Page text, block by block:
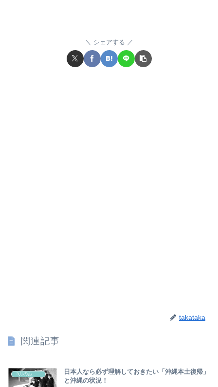
シェアする
takataka
関連記事
5月のお祭り
日本人なら必ず理解しておきたい「沖縄本土復帰」
と沖縄の状況！